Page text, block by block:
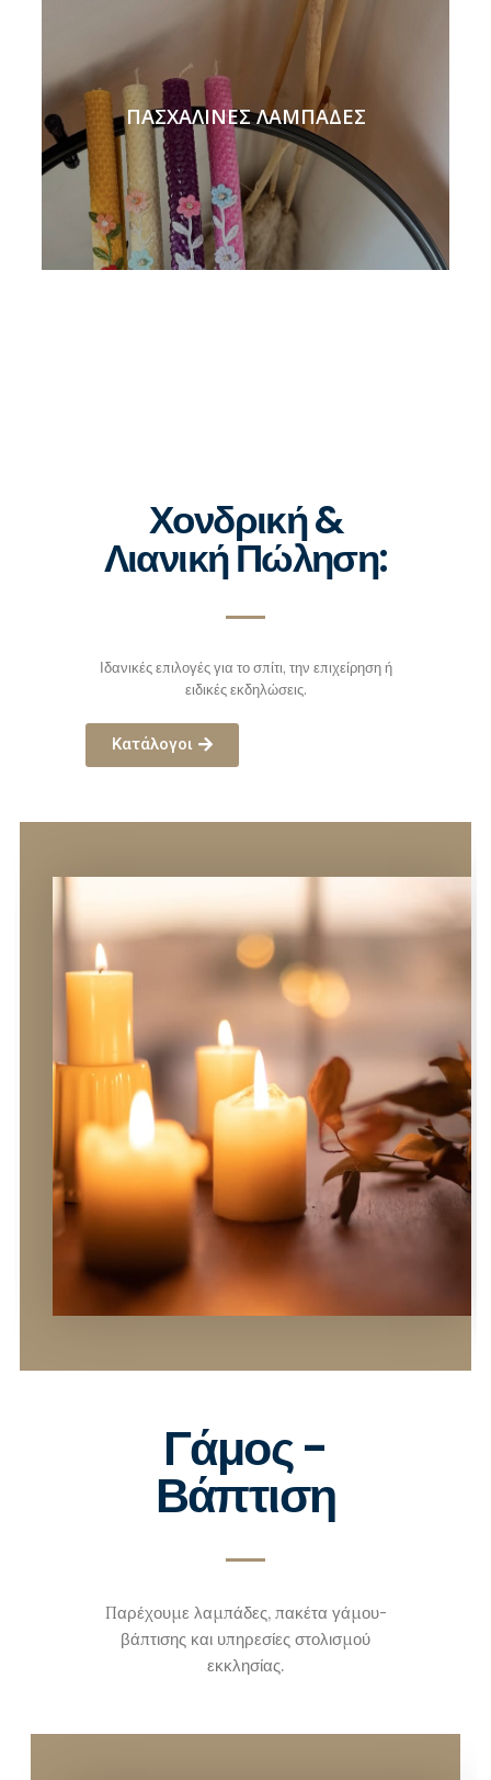
ΠΑΣΧΑΛΙΝΕΣ ΛΑΜΠΑΔΕΣ
Χονδρική &
Λιανική Πώληση:
Ιδανικές επιλογές για το σπίτι, την επιχείρηση ή
ειδικές εκδηλώσεις.
Κατάλογοι
Γάμος -
Βάπτιση
Παρέχουμε λαμπάδες, πακέτα γάμου-
βάπτισης και υπηρεσίες στολισμού
εκκλησίας.